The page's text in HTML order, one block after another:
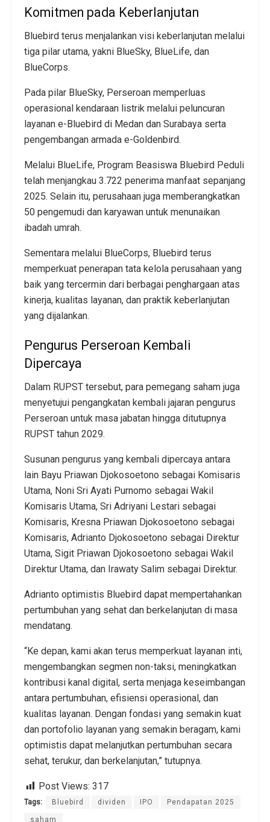
Komitmen pada Keberlanjutan
Bluebird terus menjalankan visi keberlanjutan melalui
tiga pilar utama, yakni BlueSky, BlueLife, dan
BlueCorps.
Pada pilar BlueSky, Perseroan memperluas
operasional kendaraan listrik melalui peluncuran
layanan e-Bluebird di Medan dan Surabaya serta
pengembangan armada e-Goldenbird.
Melalui BlueLife, Program Beasiswa Bluebird Peduli
telah menjangkau 3.722 penerima manfaat sepanjang
2025. Selain itu, perusahaan juga memberangkatkan
50 pengemudi dan karyawan untuk menunaikan
ibadah umrah.
Sementara melalui BlueCorps, Bluebird terus
memperkuat penerapan tata kelola perusahaan yang
baik yang tercermin dari berbagai penghargaan atas
kinerja, kualitas layanan, dan praktik keberlanjutan
yang dijalankan.
Pengurus Perseroan Kembali
Dipercaya
Dalam RUPST tersebut, para pemegang saham juga
menyetujui pengangkatan kembali jajaran pengurus
Perseroan untuk masa jabatan hingga ditutupnya
RUPST tahun 2029.
Susunan pengurus yang kembali dipercaya antara
lain Bayu Priawan Djokosoetono sebagai Komisaris
Utama, Noni Sri Ayati Purnomo sebagai Wakil
Komisaris Utama, Sri Adriyani Lestari sebagai
Komisaris, Kresna Priawan Djokosoetono sebagai
Komisaris, Adrianto Djokosoetono sebagai Direktur
Utama, Sigit Priawan Djokosoetono sebagai Wakil
Direktur Utama, dan Irawaty Salim sebagai Direktur.
Adrianto optimistis Bluebird dapat mempertahankan
pertumbuhan yang sehat dan berkelanjutan di masa
mendatang.
“Ke depan, kami akan terus memperkuat layanan inti,
mengembangkan segmen non-taksi, meningkatkan
kontribusi kanal digital, serta menjaga keseimbangan
antara pertumbuhan, efisiensi operasional, dan
kualitas layanan. Dengan fondasi yang semakin kuat
dan portofolio layanan yang semakin beragam, kami
optimistis dapat melanjutkan pertumbuhan secara
sehat, terukur, dan berkelanjutan,” tutupnya.
Post Views: 317
Tags: Bluebird dividen IPO Pendapatan 2025
saham